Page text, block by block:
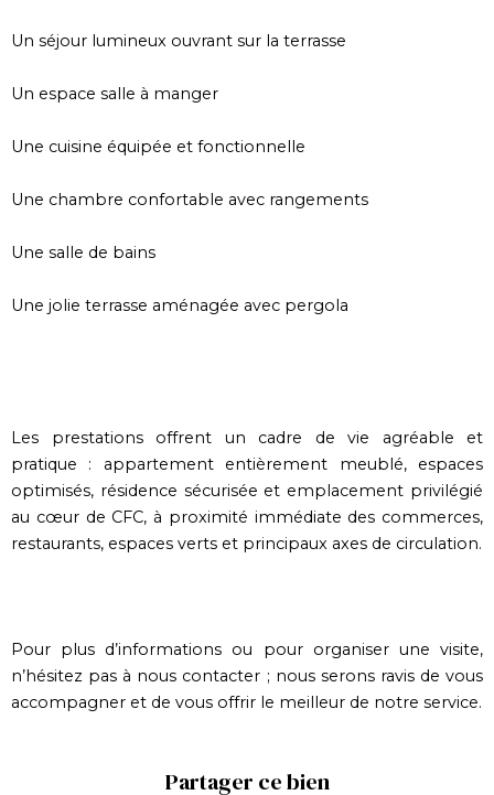
Un séjour lumineux ouvrant sur la terrasse
Un espace salle à manger
Une cuisine équipée et fonctionnelle
Une chambre confortable avec rangements
Une salle de bains
Une jolie terrasse aménagée avec pergola
Les prestations offrent un cadre de vie agréable et
pratique : appartement entièrement meublé, espaces
optimisés, résidence sécurisée et emplacement privilégié
au cœur de CFC, à proximité immédiate des commerces,
restaurants, espaces verts et principaux axes de circulation.
Pour plus d’informations ou pour organiser une visite,
n’hésitez pas à nous contacter ; nous serons ravis de vous
accompagner et de vous offrir le meilleur de notre service.
Partager ce bien